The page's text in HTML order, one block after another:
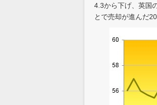
4.3から下げ、英国
とで売却が進んだ